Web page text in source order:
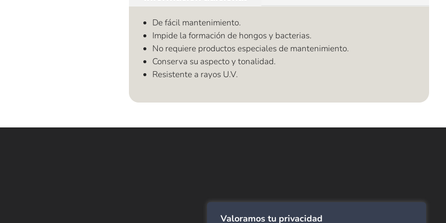
Valoramos tu privacidad
De fácil mantenimiento.
Impide la formación de hongos y bacterias.
No requiere productos especiales de mantenimiento.
Conserva su aspecto y tonalidad.
Resistente a rayos U.V.
Revestimientos para pared